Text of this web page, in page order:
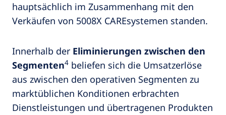
hauptsächlich im Zusammenhang mit den
Verkäufen von 5008X CAREsystemen standen.
Innerhalb der Eliminierungen zwischen den
Segmenten4 beliefen sich die Umsatzerlöse
aus zwischen den operativen Segmenten zu
marktüblichen Konditionen erbrachten
Dienstleistungen und übertragenen Produkten